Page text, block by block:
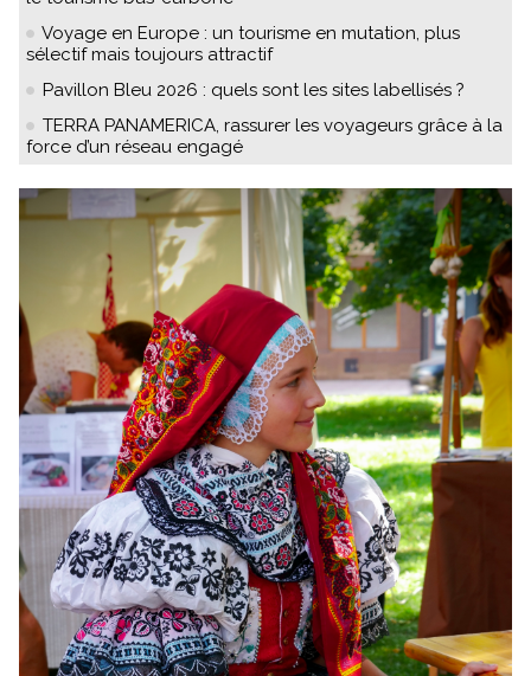
Voyage en Europe : un tourisme en mutation, plus
sélectif mais toujours attractif
Pavillon Bleu 2026 : quels sont les sites labellisés ?
TERRA PANAMERICA, rassurer les voyageurs grâce à la
force d’un réseau engagé